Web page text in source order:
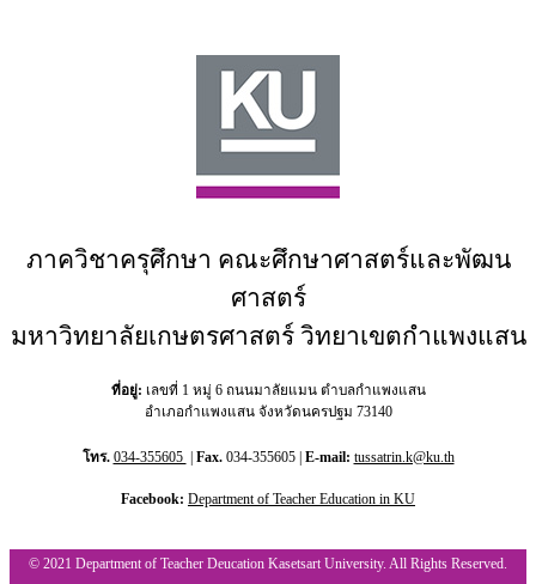
ภาควิชาครุศึกษา คณะศึกษาศาสตร์และพัฒน
ศาสตร์
มหาวิทยาลัยเกษตรศาสตร์ วิทยาเขตกำแพงแสน
ที่อยู่: เลขที่ 1 หมู่ 6 ถนนมาลัยแมน ตำบลกำแพงแสน
อำเภอกำแพงแสน จังหวัดนครปฐม 73140
โทร. 034-355605 Fax.034-355605 | E-mail: tussatrin.k@ku.th
Facebook: Department of Teacher Education in KU
© 2021 Department of Teacher Deucation Kasetsart University. All Rights Reserved.